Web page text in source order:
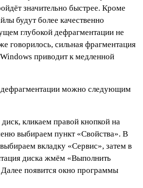
значительно быстрее. Кроме
будут более качественно
глубокой дефрагментации не
говорилось, сильная фрагментация
приводит к медленной
дефрагментации можно следующим
кликаем правой кнопкой на
выбираем пункт «Свойства». В
вкладку «Сервис», затем в
диска жмём «Выполнить
появится окно программы